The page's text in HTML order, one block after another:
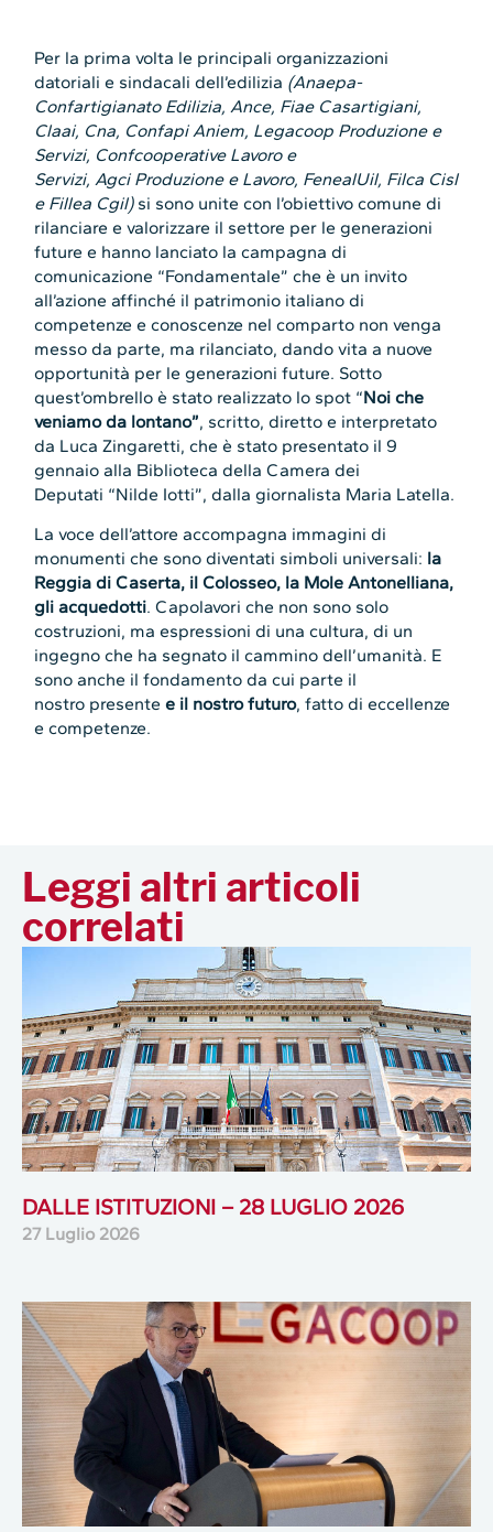
Per la prima volta le principali organizzazioni
datoriali e sindacali dell’edilizia (Anaepa-
Confartigianato Edilizia, Ance, Fiae Casartigiani,
Claai, Cna, Confapi Aniem, Legacoop Produzione e
Servizi, Confcooperative Lavoro e
Servizi, Agci Produzione e Lavoro, FenealUil, Filca Cisl
e Fillea Cgil) si sono unite con l’obiettivo comune di
rilanciare e valorizzare il settore per le generazioni
future e hanno lanciato la campagna di
comunicazione “Fondamentale” che è un invito
all’azione affinché il patrimonio italiano di
competenze e conoscenze nel comparto non venga
messo da parte, ma rilanciato, dando vita a nuove
opportunità per le generazioni future. Sotto
quest’ombrello è stato realizzato lo spot “Noi che
veniamo da lontano”, scritto, diretto e interpretato
da Luca Zingaretti, che è stato presentato il 9
gennaio alla Biblioteca della Camera dei
Deputati “Nilde Iotti”, dalla giornalista Maria Latella.
La voce dell’attore accompagna immagini di
monumenti che sono diventati simboli universali: la
Reggia di Caserta, il Colosseo, la Mole Antonelliana,
gli acquedotti. Capolavori che non sono solo
costruzioni, ma espressioni di una cultura, di un
ingegno che ha segnato il cammino dell’umanità. E
sono anche il fondamento da cui parte il
nostro presentee il nostro futuro, fatto di eccellenze
e competenze.
Leggi altri articoli
correlati
DALLE ISTITUZIONI – 28 LUGLIO 2026
27 Luglio 2026